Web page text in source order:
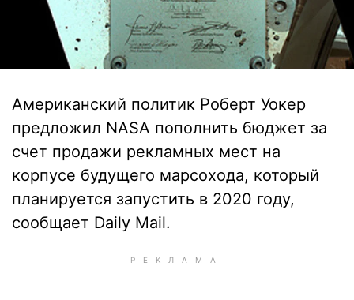
Американский политик Роберт Уокер
предложил NASA пополнить бюджет за
счет продажи рекламных мест на
корпусе будущего марсохода, который
планируется запустить в 2020 году,
сообщает Daily Mail.